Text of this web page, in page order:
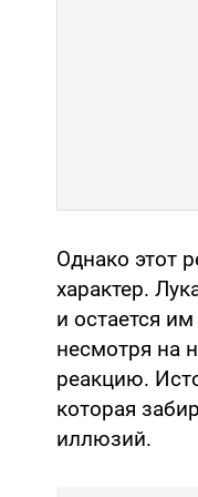
Однако этот
характер.
и остается
несмотря на
реакцию.
которая
иллюзий.